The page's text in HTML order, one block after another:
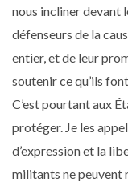
nous incliner devant
défenseurs de la
entier, et de leur
soutenir ce qu’ils
C’est pourtant aux
protéger. Je les
d’expression et la
militants ne peuvent